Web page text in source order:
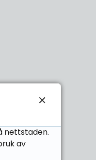
nettstaden.
av